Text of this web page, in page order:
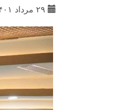
۲۹ مرداد ۱۴۰۱ ۲۰:۳۲